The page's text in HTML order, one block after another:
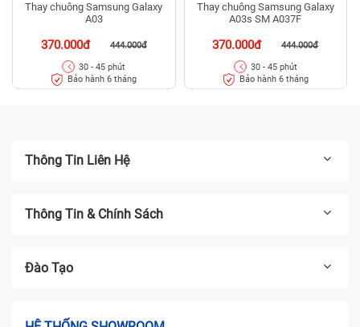
Thay chuông Samsung Galaxy
A03
370.000đ 444.000đ
30 - 45 phút
Bảo hành 6 tháng
Thay chuông Samsung Galaxy
A03s SM A037F
370.000đ 444.000đ
30 - 45 phút
Bảo hành 6 tháng
Thông Tin Liên Hệ
Thông Tin & Chính Sách
Đào Tạo